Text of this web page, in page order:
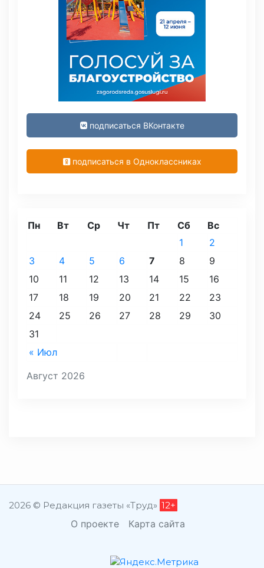
подписаться ВКонтакте
подписаться в Одноклассниках
Август 2026
Пн Вт Ср Чт Пт Сб Вс
« Июл
1
2
3
4 5 6 7 8
9
10
11 12 13 14 15
16
17
18 19 20 21 22
23
24
25 26 27 28 29
30
31
2026 © Редакция газеты «Труд» 12+
О проекте Карта сайта